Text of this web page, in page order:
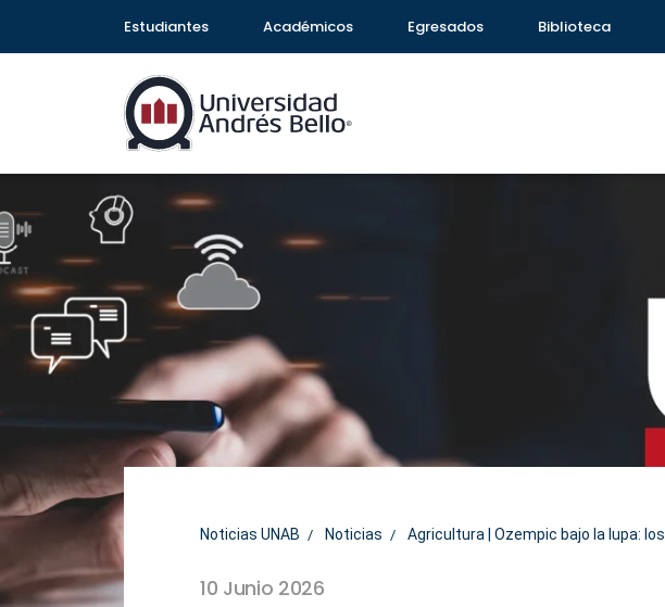
Estudiantes Académicos Egresados Biblioteca
Noticias UNAB Noticias Agricultura | Ozempic bajo la lupa:
10 Junio 2026